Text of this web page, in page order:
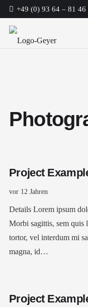
+49 (0) 93 64 – 81 46
Project
vor 12 Jahren
Details Lorem ipsum
Morbi sagittis, sem quis
tortor, vel interdum mi
magna, id…
Project